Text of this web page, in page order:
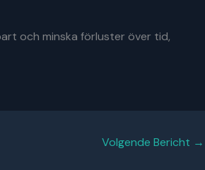
och minska förluster över tid,
Volgende Bericht →